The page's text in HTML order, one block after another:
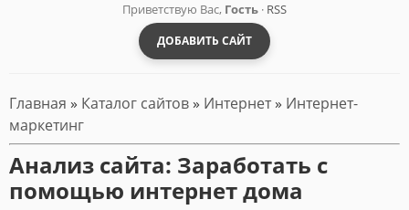
Приветствую Вас, Гость · RSS
ДОБАВИТЬ САЙТ
Главная » Каталог сайтов» Интернет» Интернет-
маркетинг
Анализ сайта: Заработать с
помощью интернет дома